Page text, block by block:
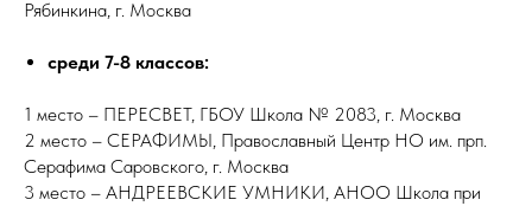
Рябинкина, г. Москва
среди 7-8 классов:
1 место – ПЕРЕСВЕТ, ГБОУ Школа № 2083, г. Москва
2 место – СЕРАФИМЫ, Православный Центр НО им. прп.
Серафима Саровского, г. Москва
3 место – АНДРЕЕВСКИЕ УМНИКИ, АНОО Школа при